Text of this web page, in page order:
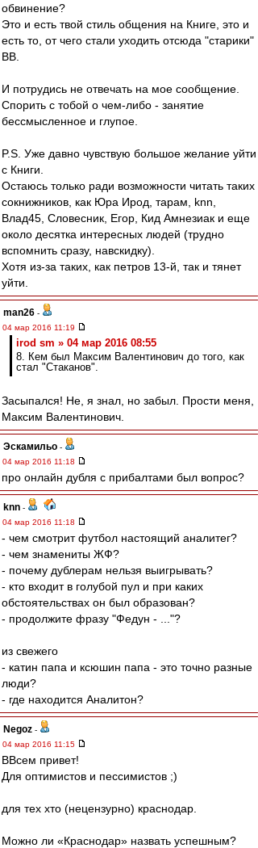
обвинение?
Это и есть твой стиль общения на Книге, это и
есть то, от чего стали уходить отсюда "старики"
ВВ.
И потрудись не отвечать на мое сообщение.
Спорить с тобой о чем-либо - занятие
бессмысленное и глупое.
P.S. Уже давно чувствую большое желание уйти
с Книги.
Остаюсь только ради возможности читать таких
сокнижников, как Юра Ирод, тарам, knn,
Влад45, Словесник, Егор, Кид Амнезиак и еще
около десятка интересных людей (трудно
вспомнить сразу, навскидку).
Хотя из-за таких, как петров 13-й, так и тянет
уйти.
man26 -
04 мар 2016 11:19
irod sm » 04 мар 2016 08:55
8. Кем был Максим Валентинович до того, как
стал "Стаканов".
Засыпался! Не, я знал, но забыл. Прости меня,
Максим Валентинович.
Эскамильо -
04 мар 2016 11:18
про онлайн дубля с прибалтами был вопрос?
knn -
04 мар 2016 11:18
- чем смотрит футбол настоящий аналитег?
- чем знамениты ЖФ?
- почему дублерам нельзя выигрывать?
- кто входит в голубой пул и при каких
обстоятельствах он был образован?
- продолжите фразу "Федун - ..."?
из свежего
- катин папа и ксюшин папа - это точно разные
люди?
- где находится Аналитон?
Negoz -
04 мар 2016 11:15
ВВсем привет!
Для оптимистов и пессимистов ;)
для тех хто (нецензурно) краснодар.
Можно ли «Краснодар» назвать успешным?